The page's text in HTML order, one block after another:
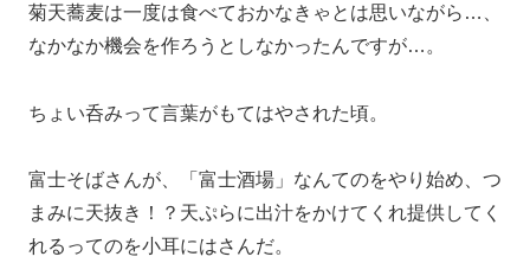
菊天蕎麦は一度は食べておかなきゃとは思いながら…、
なかなか機会を作ろうとしなかったんですが…。
ちょい呑みって言葉がもてはやされた頃。
富士そばさんが、「富士酒場」なんてのをやり始め、つ
まみに天抜き！？天ぷらに出汁をかけてくれ提供してく
れるってのを小耳にはさんだ。